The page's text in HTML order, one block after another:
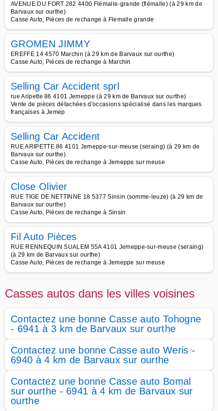
AVENUE DU FORT 282 4400 Flémalle-grande (flémalle) (à 29 km de
Barvaux sur ourthe)
Casse Auto, Pièces de rechange à Flemalle grande
GROMEN JIMMY
EREFFE 14 4570 Marchin (à 29 km de Barvaux sur ourthe)
Casse Auto, Pièces de rechange à Marchin
Selling Car Accident sprl
rue Aripette 86 4101 Jemeppe (à 29 km de Barvaux sur ourthe)
Vente de pièces détachées d'occasions spécialisé dans les marques
françaises à Jemep
Selling Car Accident
RUE ARIPETTE 86 4101 Jemeppe-sur-meuse (seraing) (à 29 km de
Barvaux sur ourthe)
Casse Auto, Pièces de rechange à Jemeppe sur meuse
Close Olivier
RUE TIGE DE NETTINNE 18 5377 Sinsin (somme-leuze) (à 29 km de
Barvaux sur ourthe)
Casse Auto, Pièces de rechange à Sinsin
Fil Auto Pièces
RUE RENNEQUIN SUALEM 55A 4101 Jemeppe-sur-meuse (seraing)
(à 29 km de Barvaux sur ourthe)
Casse Auto, Pièces de rechange à Jemeppe sur meuse
Casses autos dans les villes voisines
Contactez une bonne Casse auto Tohogne
- 6941 à 3 km de Barvaux sur ourthe
Contactez une bonne Casse auto Weris -
6940 à 4 km de Barvaux sur ourthe
Contactez une bonne Casse auto Bomal
sur ourthe - 6941 à 4 km de Barvaux sur
ourthe